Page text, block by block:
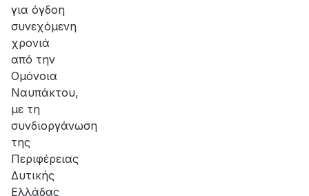
για όγδοη
συνεχόμενη
χρονιά
από την
Ομόνοια
Ναυπάκτου,
με τη
συνδιοργάνωση
της
Περιφέρειας
Δυτικής
Ελλάδας